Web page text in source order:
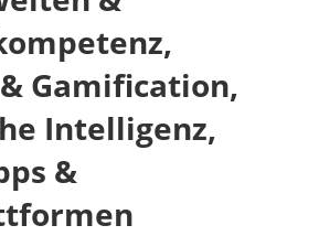
Gamification,
Intelligenz,
&